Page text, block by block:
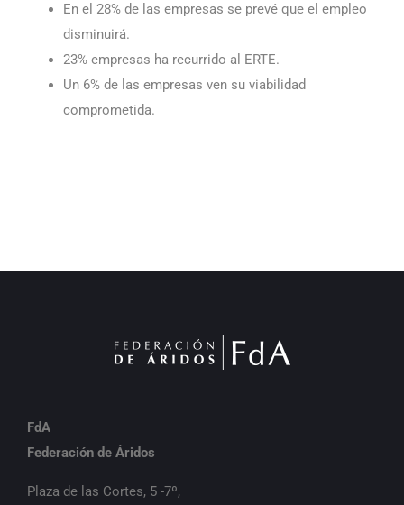
En el 28% de las empresas se prevé que el empleo
disminuirá.
23% empresas ha recurrido al ERTE.
Un 6% de las empresas ven su viabilidad
comprometida.
FdA
Federación de Áridos
Plaza de las Cortes, 5 -7º,